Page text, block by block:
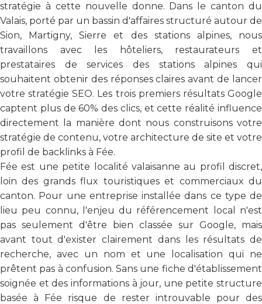
stratégie à cette nouvelle donne. Dans le canton du
Valais, porté par un bassin d'affaires structuré autour de
Sion, Martigny, Sierre et des stations alpines, nous
travaillons avec les hôteliers, restaurateurs et
prestataires de services des stations alpines qui
souhaitent obtenir des réponses claires avant de lancer
votre stratégie SEO. Les trois premiers résultats Google
captent plus de 60% des clics, et cette réalité influence
directement la manière dont nous construisons votre
stratégie de contenu, votre architecture de site et votre
profil de backlinks à Fée.
Fée est une petite localité valaisanne au profil discret,
loin des grands flux touristiques et commerciaux du
canton. Pour une entreprise installée dans ce type de
lieu peu connu, l'enjeu du référencement local n'est
pas seulement d'être bien classée sur Google, mais
avant tout d'exister clairement dans les résultats de
recherche, avec un nom et une localisation qui ne
prêtent pas à confusion. Sans une fiche d'établissement
soignée et des informations à jour, une petite structure
basée à Fée risque de rester introuvable pour des